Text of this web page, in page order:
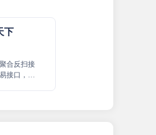
下
合反扫接
接口，可